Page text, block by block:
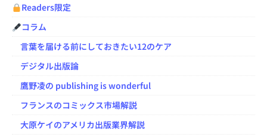
Readers限定
コラム
言葉を届ける前にしておきたい12のケア
デジタル出版論
鷹野凌の publishing is wonderful
フランスのコミックス市場解説
大原ケイのアメリカ出版業界解説